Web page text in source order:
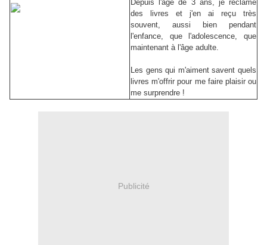
Depuis l'âge de 3 ans, je réclame
des livres et j'en ai reçu très
souvent, aussi bien pendant
l'enfance, que l'adolescence, que
maintenant à l'âge adulte.
Les gens qui m'aiment savent quels
livres m'offrir pour me faire plaisir ou
me surprendre !
Publicité